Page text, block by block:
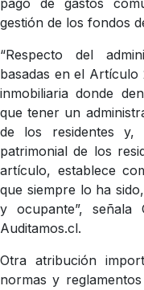
pago de gastos
gestión de los fondos
“Respecto del
basadas en el
inmobiliaria donde
que tener un
de los residentes
patrimonial de los
artículo, establece
que siempre lo ha
y ocupante”, señala
Auditamos.cl.
Otra atribución
normas y